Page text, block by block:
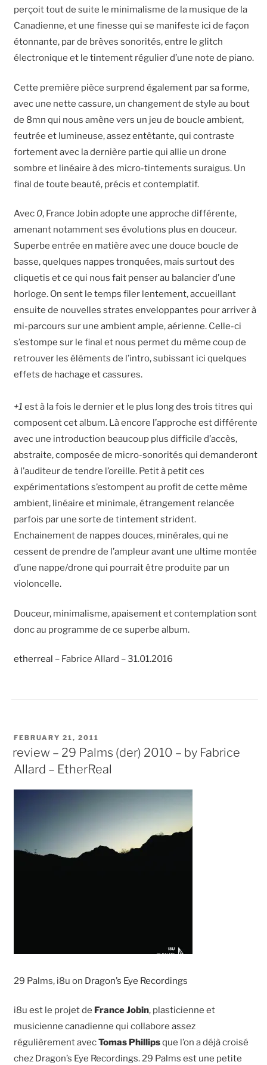
perçoit tout de suite le minimalisme de la musique de la
Canadienne, et une finesse qui se manifeste ici de façon
étonnante, par de brèves sonorités, entre le glitch
électronique et le tintement régulier d’une note de piano.
Cette première pièce surprend également par sa forme,
avec une nette cassure, un changement de style au bout
de 8mn qui nous amène vers un jeu de boucle ambient,
feutrée et lumineuse, assez entêtante, qui contraste
fortement avec la dernière partie qui allie un drone
sombre et linéaire à des micro-tintements suraigus. Un
final de toute beauté, précis et contemplatif.
Avec 0, France Jobin adopte une approche différente,
amenant notamment ses évolutions plus en douceur.
Superbe entrée en matière avec une douce boucle de
basse, quelques nappes tronquées, mais surtout des
cliquetis et ce qui nous fait penser au balancier d’une
horloge. On sent le temps filer lentement, accueillant
ensuite de nouvelles strates enveloppantes pour arriver à
mi-parcours sur une ambient ample, aérienne. Celle-ci
s’estompe sur le final et nous permet du même coup de
retrouver les éléments de l’intro, subissant ici quelques
effets de hachage et cassures.
+1 est à la fois le dernier et le plus long des trois titres qui
composent cet album. Là encore l’approche est différente
avec une introduction beaucoup plus difficile d’accès,
abstraite, composée de micro-sonorités qui demanderont
à l’auditeur de tendre l’oreille. Petit à petit ces
expérimentations s’estompent au profit de cette même
ambient, linéaire et minimale, étrangement relancée
parfois par une sorte de tintement strident.
Enchainement de nappes douces, minérales, qui ne
cessent de prendre de l’ampleur avant une ultime montée
d’une nappe/drone qui pourrait être produite par un
violoncelle.
Douceur, minimalisme, apaisement et contemplation sont
donc au programme de ce superbe album.
etherreal – Fabrice Allard – 31.01.2016
POSTED
FEBRUARY 21, 2011
review – 29 Palms (der) 2010 – by Fabrice
Allard – EtherReal
29 Palms, i8u on Dragon’s Eye Recordings
i8u est le projet de France Jobin, plasticienne et
musicienne canadienne qui collabore assez
régulièrement avecTomas Phillipsque l’on a déjà croisé
chez Dragon’s Eye Recordings. 29 Palms est une petite